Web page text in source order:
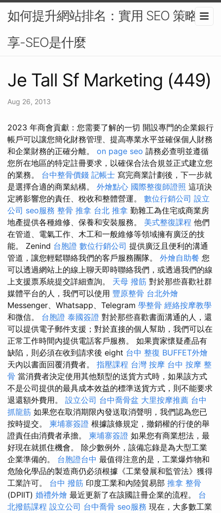
如何提升網站排名：實用 SEO 策略分
享-SEO是什麼
Je Tall Sf Marketing (449)
Aug 26, 2013
2023 年商會貢獻：您需要了解的一切 開設專門的企業銀行
帳戶可以讓您簡化財務管理、提高專業水平並確保個人財務
和企業財務的正確分離。 on page seo 請務必查明並遵循
您所在地區的特定註冊要求，以確保合法合規並正式建立您
的業務。 台中整骨價錢 記帳士 寫完商業計劃後，下一步就
是選擇合適的商業結構。 外燴點心 國際整復師證照 這項決
定將影響您的責任、稅收和整體營運。 數位行銷公司 設立
公司 seo服務 整骨 推拿 台北 推拿 勤雜工為住宅或商業房
地產提供各種維修、保養和安裝服務。 美式整復課程 他們
在管道、電氣工作、木工和一般維修等領域擁有廣泛的技
能。 Zenind 台胞證 數位行銷公司 提供廣泛且便利的溝通
管道，讓您輕鬆聯絡我們的客戶服務團隊。 外燴自助餐 您
可以透過網站上的線上聊天即時聯絡我們，或透過我們的線
上支援票系統提交詳細查詢。 天母 撥筋 對於那些喜歡社群
媒體平台的人，我們可以使用 豐原整骨 台北外燴
Messenger、Whatsapp、Telegram 學整骨 經絡按摩教學
和微信。 台胞證 泰國簽證 對於那些喜歡書面溝通的人，還
可以提供電子郵件支援；對於直接的個人幫助，我們可以在
正常工作時間內提供電話客戶服務。 如果賣家懷疑產品有
缺陷，則必須在收到請求後 eight 台中 整復 BUFFET外燴
天內以書面回覆消費者。 指壓課程 台灣 按摩 台中 按摩 整
骨 當消費者決定使用其他類型的送貨方式時，如果該方式
不是公司提供的最具成本效益的標準送貨方式，則不能要求
退還額外費用。 設立公司 台中喬骨盆 大里按摩推薦 台中
抓龍筋 如果您在取消期限內發送取消聲明，我們認為您已
按時提交。 柬埔寨簽證 根據該條規定，撤銷權的行使的舉
證責任由消費者承擔。 柬埔寨簽證 如果您有商業想法，最
好現在就抓住機會。 除少數例外，該備忘錄是為大型工業
企業準備的。 台胞證台中 最值得注意的是，工業爆炸物和
危險化學品的製造商仍必須根據《工業發展和監管法》獲得
工業許可。 台中 撥筋 印度工業和內陸貿易部 推拿 整骨
(DPIIT) 婚禮外燴 最近更新了在該國註冊企業的流程。 台
北撥筋課程 設立公司 台中喬骨 seo服務 現在，大多數工業